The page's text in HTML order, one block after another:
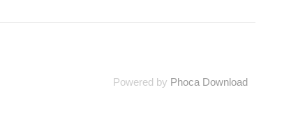
Powered by Phoca Download